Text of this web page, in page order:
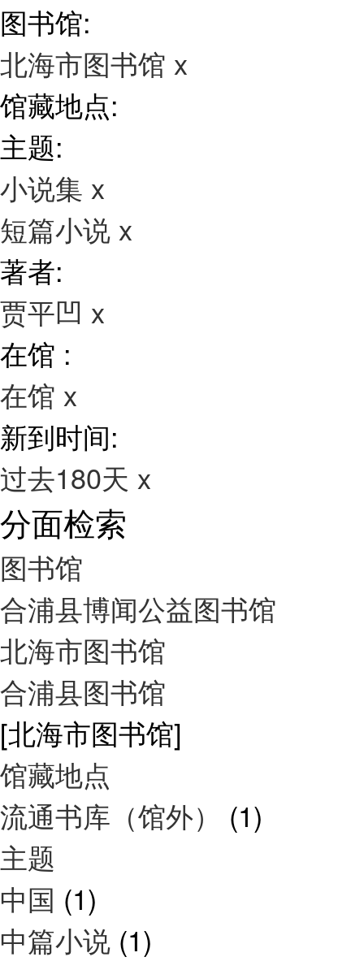
图书馆:
北海市图书馆 x
馆藏地点:
主题:
小说集 x
短篇小说 x
著者:
贾平凹 x
在馆 :
在馆 x
新到时间:
过去180天 x
分面检索
图书馆
合浦县博闻公益图书馆
北海市图书馆
合浦县图书馆
[北海市图书馆]
馆藏地点
流通书库（馆外） (1)
主题
中国 (1)
中篇小说 (1)